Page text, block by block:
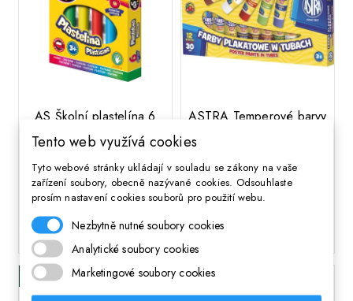
AS Školní plastelína 6
barev, 303219001
Cena
26 Kč
DO KOŠÍKA
ASTRA Temperové barvy
Cena
260 Kč
Skladem Skladem
Tento web využívá cookies
Tyto webové stránky ukládají v souladu se zákony na vaše
zařízení soubory, obecně nazývané cookies. Odsouhlaste
prosím nastavení cookies souborů pro použití webu.
Nezbytně nutné soubory cookies
Analytické soubory cookies
Marketingové soubory cookies